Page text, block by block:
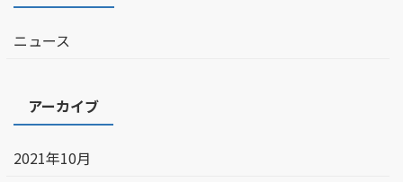
ニュース
アーカイブ
2021年10月